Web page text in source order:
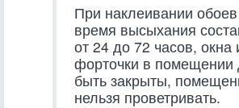
При наклеивании
время высыхания
от 24 до 72 часов, окна
форточки в
быть закрыты,
нельзя проветривать.